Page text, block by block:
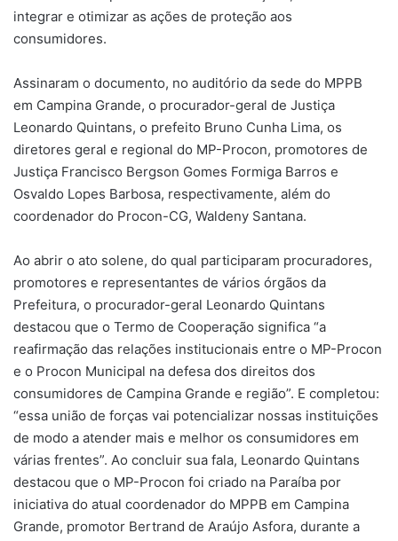
integrar e otimizar as ações de proteção aos
consumidores.
Assinaram o documento, no auditório da sede do MPPB
em Campina Grande, o procurador-geral de Justiça
Leonardo Quintans, o prefeito Bruno Cunha Lima, os
diretores geral e regional do MP-Procon, promotores de
Justiça Francisco Bergson Gomes Formiga Barros e
Osvaldo Lopes Barbosa, respectivamente, além do
coordenador do Procon-CG, Waldeny Santana.
Ao abrir o ato solene, do qual participaram procuradores,
promotores e representantes de vários órgãos da
Prefeitura, o procurador-geral Leonardo Quintans
destacou que o Termo de Cooperação significa “a
reafirmação das relações institucionais entre o MP-Procon
e o Procon Municipal na defesa dos direitos dos
consumidores de Campina Grande e região”. E completou:
“essa união de forças vai potencializar nossas instituições
de modo a atender mais e melhor os consumidores em
várias frentes”. Ao concluir sua fala, Leonardo Quintans
destacou que o MP-Procon foi criado na Paraíba por
iniciativa do atual coordenador do MPPB em Campina
Grande, promotor Bertrand de Araújo Asfora, durante a